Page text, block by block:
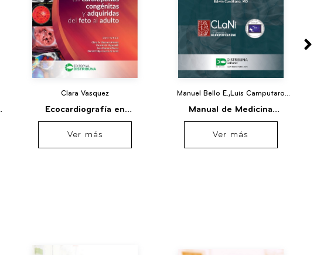
Clara Vasquez
Ecocardiografía en
cardiopatías congénitas y
adquiridas del feto al adulto
Ver más
Manuel Bello E.,Luis Camputaro
Manual de Medicina
NeurocrítiCA
Ver más